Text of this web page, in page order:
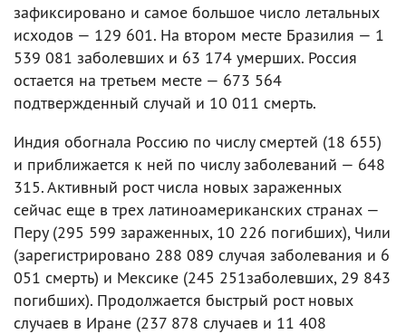
зафиксировано и самое большое число летальных
исходов — 129 601. На втором месте Бразилия — 1
539 081 заболевших и 63 174 умерших. Россия
остается на третьем месте — 673 564
подтвержденный случай и 10 011 смерть.
Индия обогнала Россию по числу смертей (18 655)
и приближается к ней по числу заболеваний — 648
315. Активный рост числа новых зараженных
сейчас еще в трех латиноамериканских странах —
Перу (295 599 зараженных, 10 226 погибших), Чили
(зарегистрировано 288 089 случая заболевания и 6
051 смерть) и Мексике (245 251заболевших, 29 843
погибших). Продолжается быстрый рост новых
случаев в Иране (237 878 случаев и 11 408